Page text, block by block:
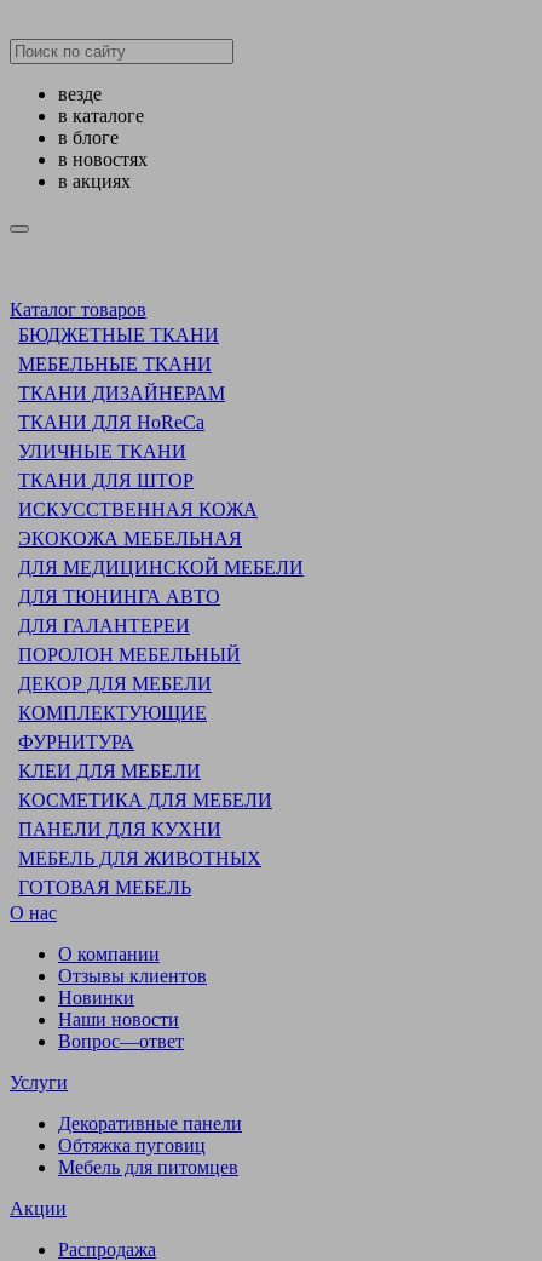
везде
в каталоге
в блоге
в новостях
в акциях
Каталог товаров
БЮДЖЕТНЫЕ ТКАНИ
МЕБЕЛЬНЫЕ ТКАНИ
ТКАНИ ДИЗАЙНЕРАМ
ТКАНИ ДЛЯ HoReCa
УЛИЧНЫЕ ТКАНИ
ТКАНИ ДЛЯ ШТОР
ИСКУССТВЕННАЯ КОЖА
ЭКОКОЖА МЕБЕЛЬНАЯ
ДЛЯ МЕДИЦИНСКОЙ МЕБЕЛИ
ДЛЯ ТЮНИНГА АВТО
ДЛЯ ГАЛАНТЕРЕИ
ПОРОЛОН МЕБЕЛЬНЫЙ
ДЕКОР ДЛЯ МЕБЕЛИ
КОМПЛЕКТУЮЩИЕ
ФУРНИТУРА
КЛЕИ ДЛЯ МЕБЕЛИ
КОСМЕТИКА ДЛЯ МЕБЕЛИ
ПАНЕЛИ ДЛЯ КУХНИ
МЕБЕЛЬ ДЛЯ ЖИВОТНЫХ
ГОТОВАЯ МЕБЕЛЬ
О нас
О компании
Отзывы клиентов
Новинки
Наши новости
Вопрос—ответ
Услуги
Декоративные панели
Обтяжка пуговиц
Мебель для питомцев
Акции
Распродажа